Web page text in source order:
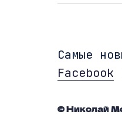
Cамые
Facebook
© Николай